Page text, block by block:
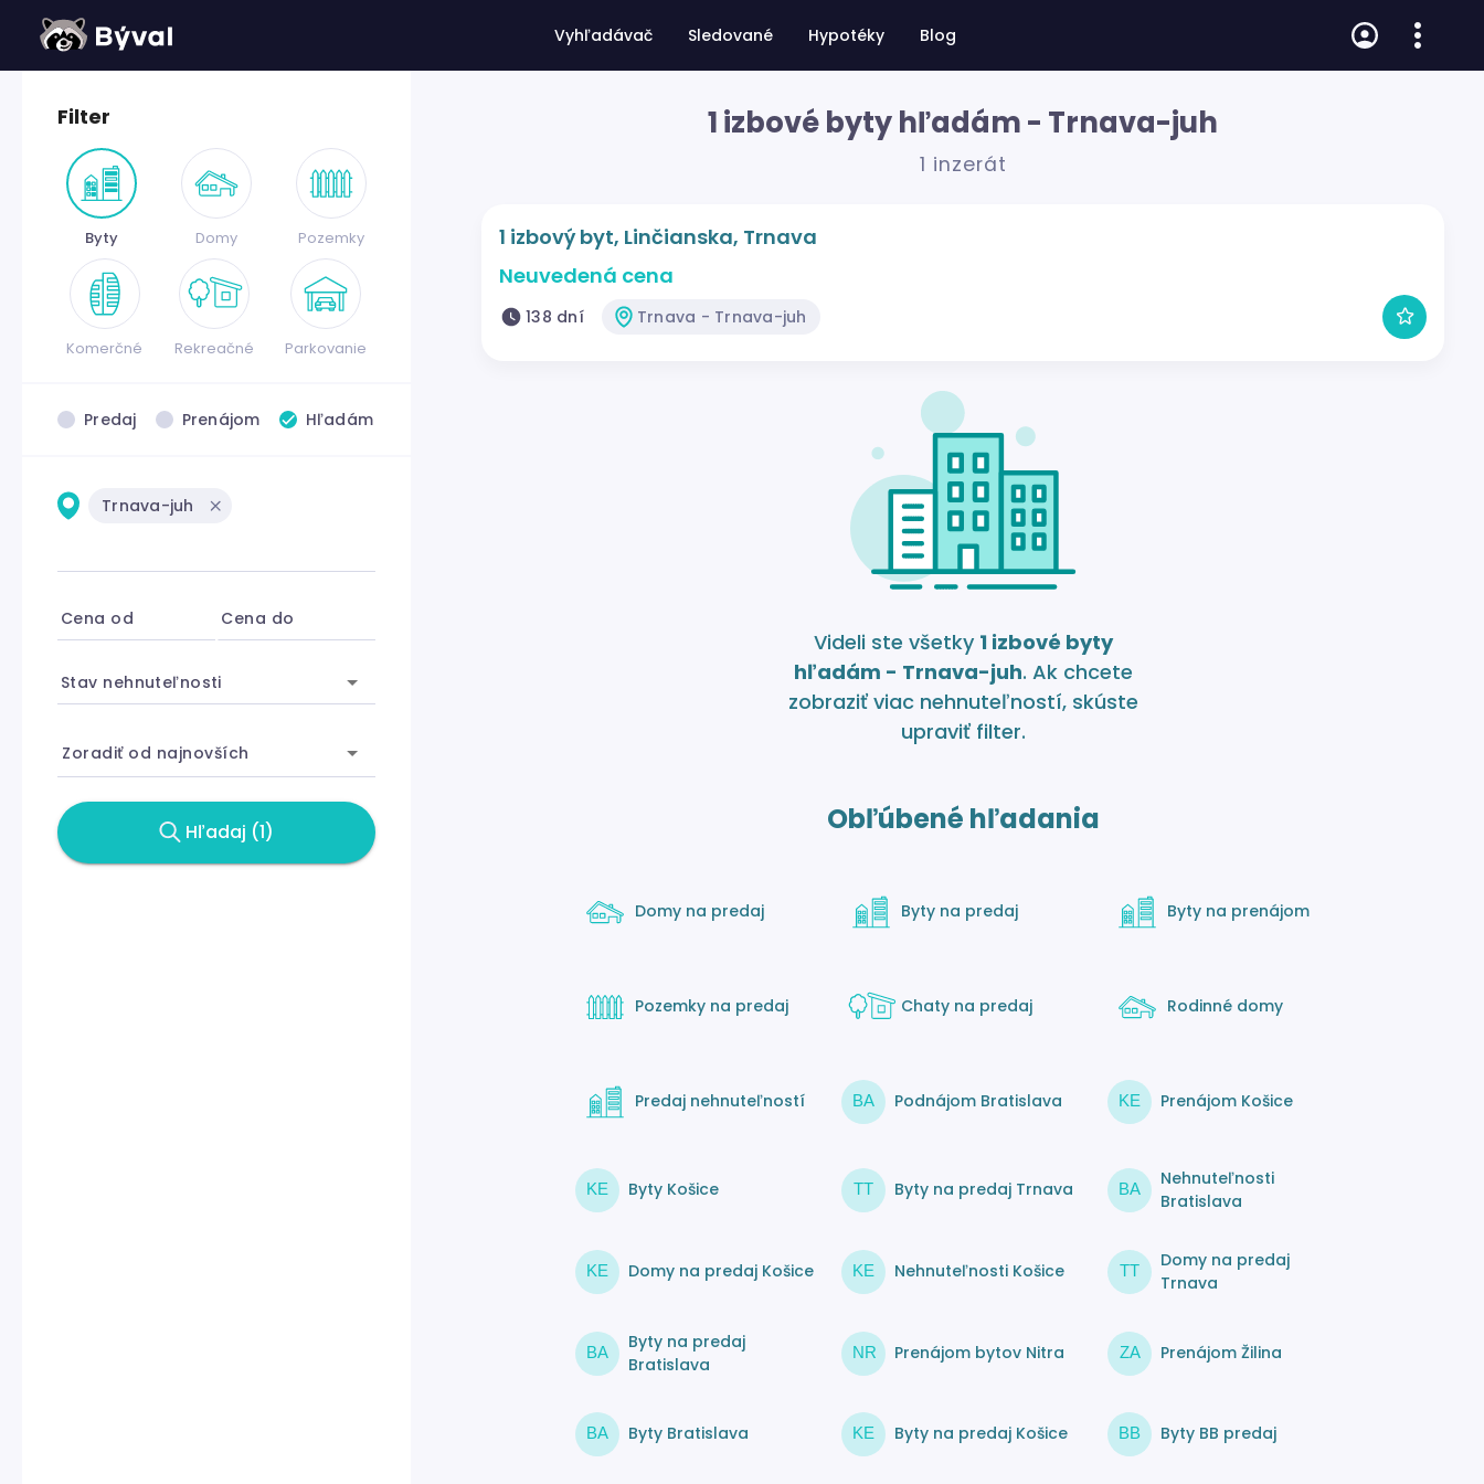
Vyhľadávač Sledované Hypotéky Blog
Filter
Byty Domy Pozemky
Komerčné Rekreačné Parkovanie
Predaj Prenájom Hľadám
Trnava-juh
Cena od Cena do
Stav nehnuteľnosti
Zoradiť od najnovších
Hľadaj (1)
1 izbové byty hľadám - Trnava-juh
1 inzerát
1 izbový byt, Linčianska, Trnava
Neuvedená cena
138 dní Trnava - Trnava-juh
Videli ste všetky 1 izbové byty
hľadám - Trnava-juh. Ak chcete
zobraziť viac nehnuteľností, skúste
upraviť filter.
Obľúbené hľadania
Domy na predaj Byty na predaj Byty na prenájom
Pozemky na predaj Chaty na predaj Rodinné domy
Predaj nehnuteľností BA Podnájom Bratislava KE Prenájom Košice
KE Byty Košice TT Byty na predaj Trnava BA
Nehnuteľnosti
Bratislava
KE Domy na predaj Košice KE Nehnuteľnosti Košice TT
Domy na predaj
Trnava
BA
Byty na predaj
Bratislava
NR Prenájom bytov Nitra ZA Prenájom Žilina
BA Byty Bratislava KE Byty na predaj Košice BB Byty BB predaj